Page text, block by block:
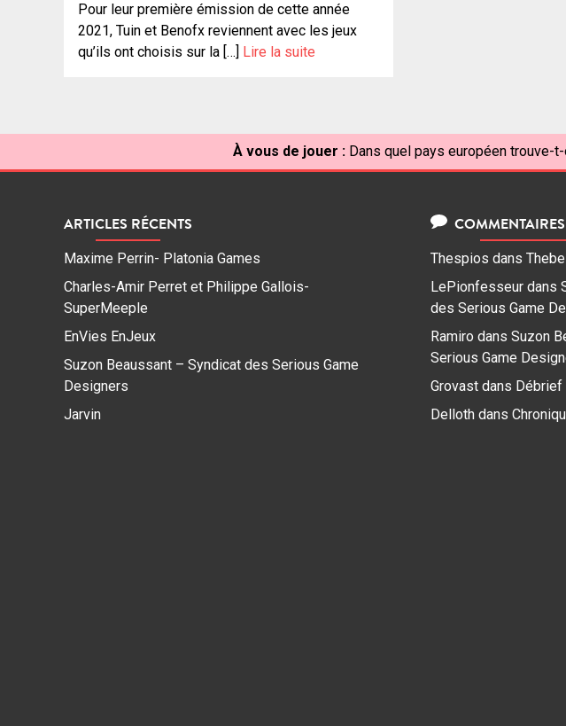
Pour leur première émission de cette année
2021, Tuin et Benofx reviennent avec les jeux
qu’ils ont choisis sur la […]
Lire la suite
À vous de jouer : Dans quel pays européen trouve-
ARTICLES RÉCENTS
Maxime Perrin- Platonia Games
Charles-Amir Perret et Philippe Gallois-
SuperMeeple
EnVies EnJeux
Suzon Beaussant – Syndicat des Serious Game
Designers
Jarvin
Thespios dans
LePionfesseur dans
des Serious Game
Ramiro dans Suzon
Serious Game
Grovast dans Débrief
Delloth dans